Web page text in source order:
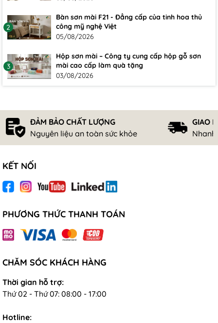
2
Bàn sơn mài F21 - Đẳng cấp của tinh hoa thủ
công mỹ nghệ Việt
05/08/2026
3
Hộp sơn mài – Công ty cung cấp hộp gỗ sơn
mài cao cấp làm quà tặng
03/08/2026
ĐẢM BẢO CHẤT LƯỢNG
Nguyên liệu an toàn sức khỏe
GIAO
KẾT NỐI
PHƯƠNG THỨC THANH TOÁN
CHĂM SÓC KHÁCH HÀNG
Thời gian hỗ trợ:
Thứ 02 - Thứ 07: 08:00 - 17:00
Hotline: